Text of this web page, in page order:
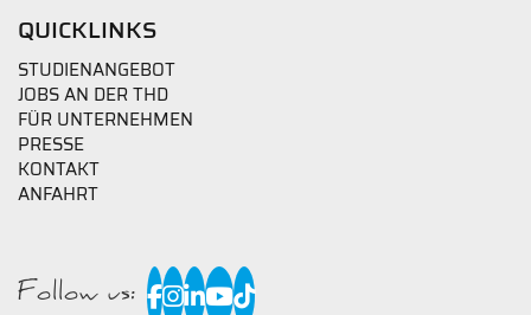
QUICKLINKS
STUDIENANGEBOT
JOBS AN DER THD
FÜR UNTERNEHMEN
PRESSE
KONTAKT
ANFAHRT
Follow us: